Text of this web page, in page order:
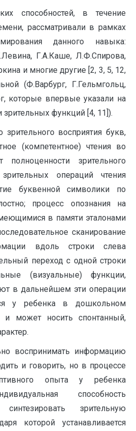
способностей, в течение
рассматривали в рамках
данного навыка:
Г.А.Каше, Л.Ф.Спирова,
и многие другие [2, 3, 5, 12,
(Ф.Варбург, Г.Гельмгольц,
которые впервые указали на
зрительных функций [4, 11]).
зрительного восприятия букв,
(компетентное) чтения во
зрительного
операций чтения
буквенной символики по
процесс опознания на
в памяти эталонами
сканирование
вдоль строки слева
переход с одной строки
(визуальные) функции,
в дальнейшем эти операции
у ребенка в дошкольном
и может носить спонтанный,
воспринимать информацию
и говорить, но в процессе
опыта у ребенка
способность
зрительную
которой устанавливается